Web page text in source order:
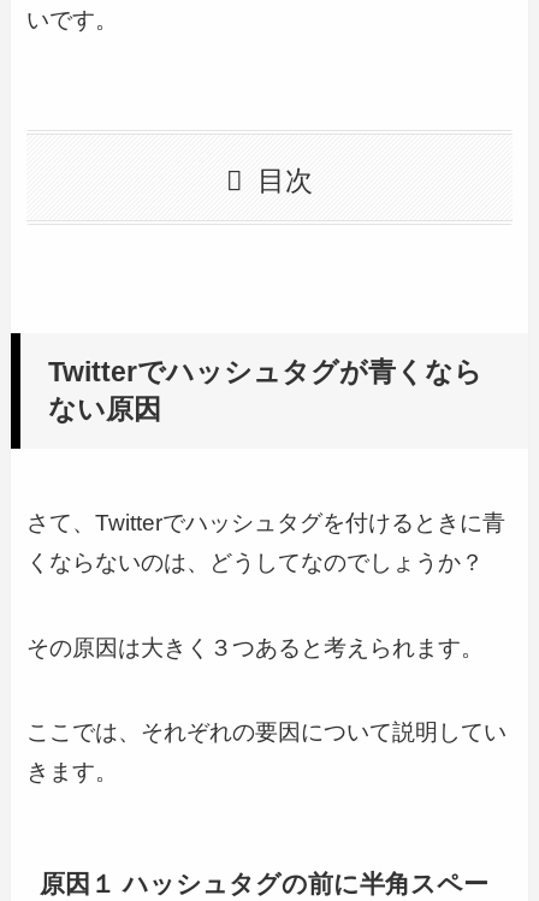
いです。
目次
Twitterでハッシュタグが青くなら
ない原因
さて、Twitterでハッシュタグを付けるときに青
くならないのは、どうしてなのでしょうか？
その原因は大きく３つあると考えられます。
ここでは、それぞれの要因について説明してい
きます。
原因１ ハッシュタグの前に半角スペー